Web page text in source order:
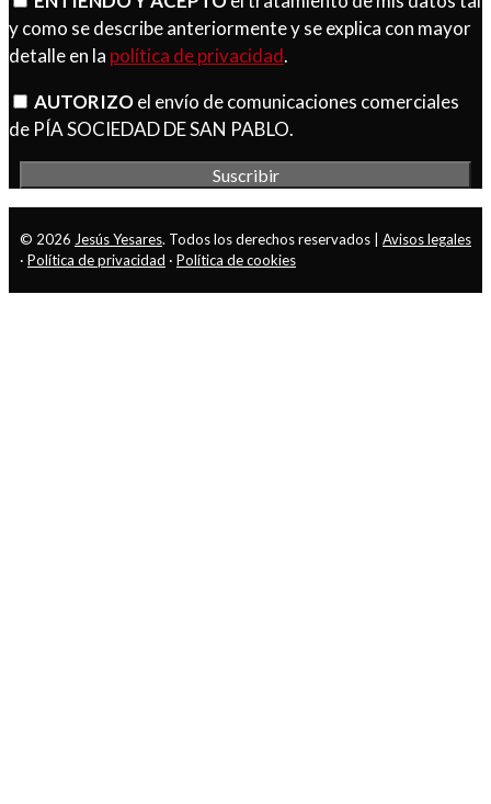
y como se describe anteriormente y se explica con mayor
detalle en la política de privacidad.
AUTORIZOel envío de comunicaciones comerciales
de PÍA SOCIEDAD DE SAN PABLO.
© 2026 Jesús Yesares. Todos los derechos reservados | Avisos legales
· Política de privacidad · Política de cookies